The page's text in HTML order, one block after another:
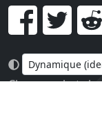
Go !
Chaque achat